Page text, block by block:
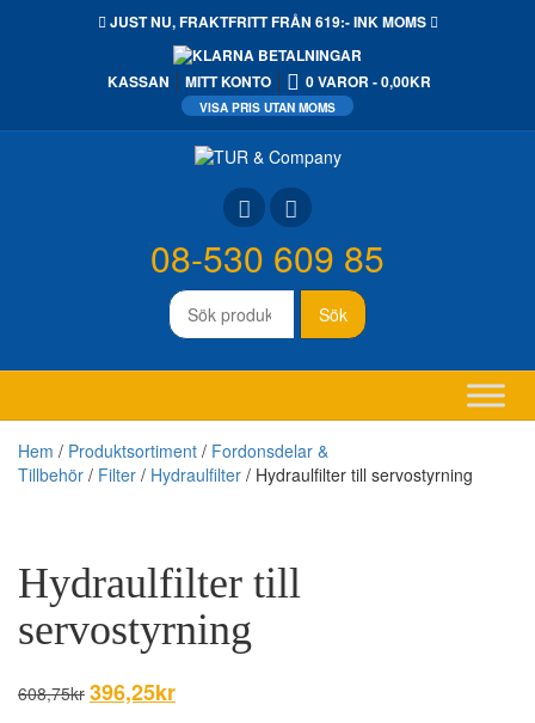
JUST NU,FRAKTFRITTFRÅN 619:- INK MOMS
KASSAN MITT KONTO 0 VAROR 0,00KR
Sök
efter:
Sök
08-530 609 85
Hem / Produktsortiment / Fordonsdelar &
Tillbehör / Filter / Hydraulfilter / Hydraulfilter till servostyrning
Hydraulfilter till
servostyrning
608,75kr Det
396,25krDet